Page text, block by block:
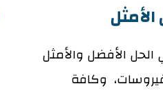
الأفضل والأمثل
وكافة